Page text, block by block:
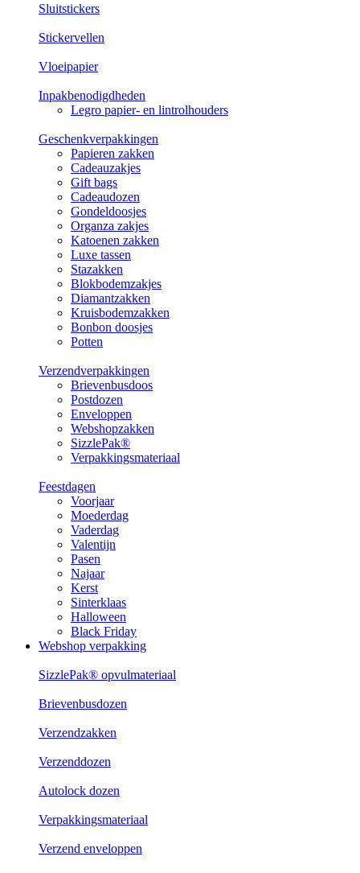
Sluitstickers
Stickervellen
Vloeipapier
Inpakbenodigdheden
Legro papier- en lintrolhouders
Geschenkverpakkingen
Papieren zakken
Cadeauzakjes
Gift bags
Cadeaudozen
Gondeldoosjes
Organza zakjes
Katoenen zakken
Luxe tassen
Stazakken
Blokbodemzakjes
Diamantzakken
Kruisbodemzakken
Bonbon doosjes
Potten
Verzendverpakkingen
Brievenbusdoos
Postdozen
Enveloppen
Webshopzakken
SizzlePak®
Verpakkingsmateriaal
Feestdagen
Voorjaar
Moederdag
Vaderdag
Valentijn
Pasen
Najaar
Kerst
Sinterklaas
Halloween
Black Friday
Webshop verpakking
SizzlePak® opvulmateriaal
Brievenbusdozen
Verzendzakken
Verzenddozen
Autolock dozen
Verpakkingsmateriaal
Verzend enveloppen